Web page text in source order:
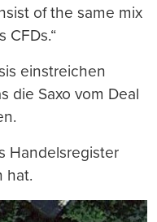
of the same mix
CFDs.“
einstreichen
die Saxo vom Deal
Handelsregister
hat.